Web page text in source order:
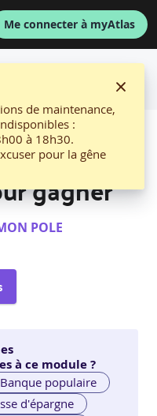
Me connecter à myAtlas
de maintenance,
:
à 18h30.
pour la gêne
gagner
POLE
à ce module ?
Banque populaire
d'épargne